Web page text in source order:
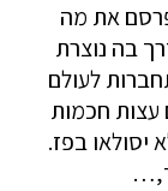
את מה
בה נוצרת
לעולם
עצות חכמות
יסולאו בפז.